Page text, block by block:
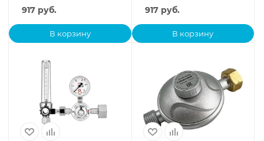
917 руб.
В корзину
917руб.
В корзину